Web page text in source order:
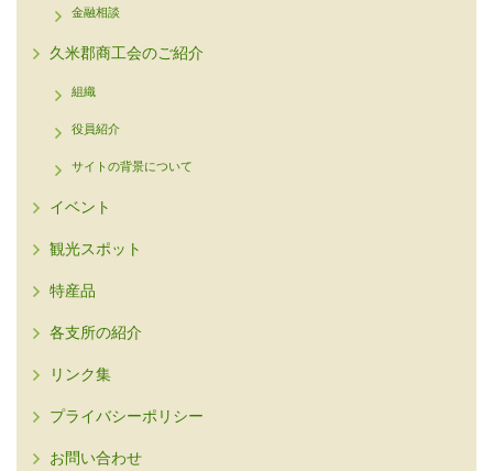
金融相談
久米郡商工会のご紹介
組織
役員紹介
サイトの背景について
イベント
観光スポット
特産品
各支所の紹介
リンク集
プライバシーポリシー
お問い合わせ